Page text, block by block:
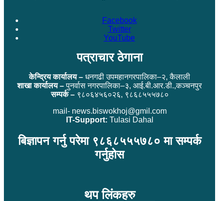
Facebook
Twitter
YouTube
पत्राचार ठेगाना
केन्द्रिय कार्यालय – धनगढी उपमहानगरपालिका–२, कैलाली
शाखा कार्यालय –पुनर्वास नगरपालिका–३, आई.बी.आर.डी.,कञ्चनपुर
सम्पर्क –९८०६४५६०२६, ९८६८५५५७८०
mail- news.biswokhoj@gmil.com
IT-Support: Tulasi Dahal
बिज्ञापन गर्नु परेमा ९८६८५५५७८० मा सम्पर्क
गर्नुहोस
थप लिंकहरु